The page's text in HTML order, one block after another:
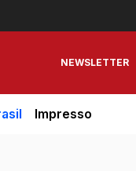
NEWSLETTER
Impresso